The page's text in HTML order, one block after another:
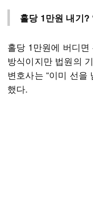
홀당 1만원 내기?
홀당 1만원에 버디
방식이지만 법원의
변호사는 “이미 선을
했다.